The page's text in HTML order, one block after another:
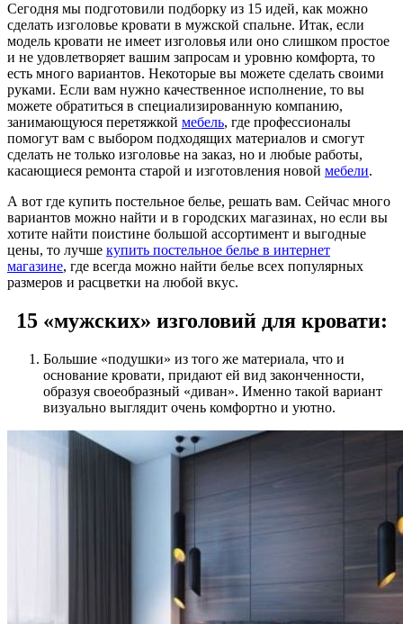
Сегодня мы подготовили подборку из 15 идей, как можно
сделать изголовье кровати в мужской спальне. Итак, если
модель кровати не имеет изголовья или оно слишком простое
и не удовлетворяет вашим запросам и уровню комфорта, то
есть много вариантов. Некоторые вы можете сделать своими
руками. Если вам нужно качественное исполнение, то вы
можете обратиться в специализированную компанию,
занимающуюся перетяжкой мебель, где профессионалы
помогут вам с выбором подходящих материалов и смогут
сделать не только изголовье на заказ, но и любые работы,
касающиеся ремонта старой и изготовления новой мебели.
А вот где купить постельное белье, решать вам. Сейчас много
вариантов можно найти и в городских магазинах, но если вы
хотите найти поистине большой ассортимент и выгодные
цены, то лучше купить постельное белье в интернет
магазине, где всегда можно найти белье всех популярных
размеров и расцветки на любой вкус.
15 «мужских» изголовий для кровати:
Большие «подушки» из того же материала, что и
основание кровати, придают ей вид законченности,
образуя своеобразный «диван». Именно такой вариант
визуально выглядит очень комфортно и уютно.